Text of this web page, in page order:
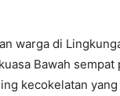
warga di
Bawah sempat
kecokelatan